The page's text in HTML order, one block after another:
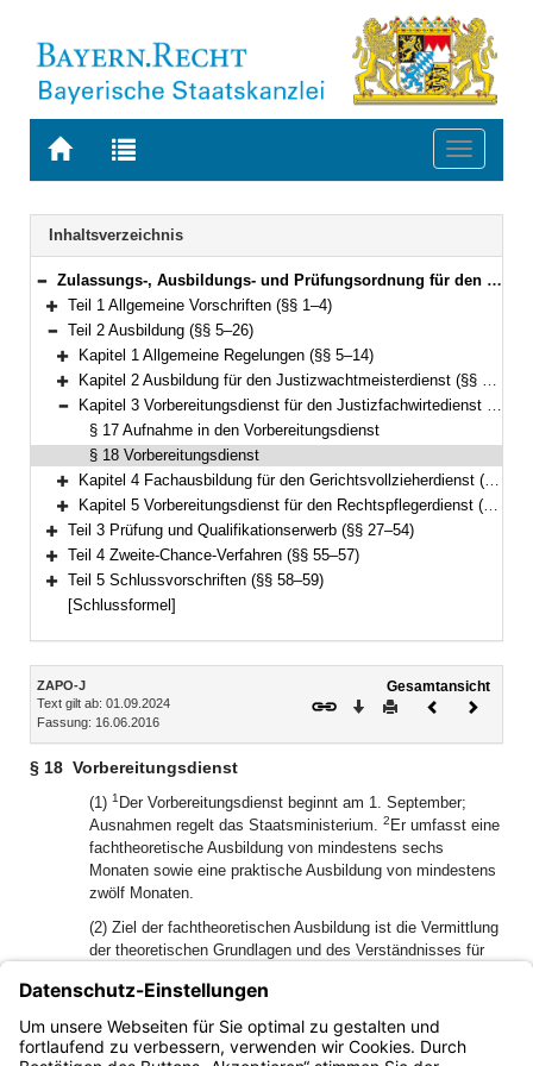
Zur
BAYERN.RECHT
Zur
letzten
Suche
Toggle
Navigation
Inhaltsverzeichnis
Bereich reduzieren
Zulassungs-, Ausbildungs- und Prüfungsordnung für den Justizwachtmeister-, Justizfachwirte-, Gerichtsvollzieher- und Rechtspflegerdienst (Ausbildungsordnung Justiz – ZAPO-J) Vom 16. Juni 2016 (GVBl. S. 123) BayRS 2038-3-3-17-J (§§ 1–59)
Bereich erweitern
Teil 1 Allgemeine Vorschriften (§§ 1–4)
Bereich reduzieren
Teil 2 Ausbildung (§§ 5–26)
Bereich erweitern
Kapitel 1 Allgemeine Regelungen (§§ 5–14)
Bereich erweitern
Kapitel 2 Ausbildung für den Justizwachtmeisterdienst (§§ 15–16)
Bereich reduzieren
Kapitel 3 Vorbereitungsdienst für den Justizfachwirtedienst (§§ 17–18)
§ 17 Aufnahme in den Vorbereitungsdienst
§ 18 Vorbereitungsdienst
Bereich erweitern
Kapitel 4 Fachausbildung für den Gerichtsvollzieherdienst (§§ 19–24)
Bereich erweitern
Kapitel 5 Vorbereitungsdienst für den Rechtspflegerdienst (§§ 25–26)
Bereich erweitern
Teil 3 Prüfung und Qualifikationserwerb (§§ 27–54)
Bereich erweitern
Teil 4 Zweite-Chance-Verfahren (§§ 55–57)
Bereich erweitern
Teil 5 Schlussvorschriften (§§ 58–59)
[Schlussformel]
Inhalt
ZAPO-J
Text gilt ab: 01.09.2024
Fassung: 16.06.2016
Gesamtansicht
Download
DruckenVorheriges
§ 18 Vorbereitungsdienst
(1) 1 Der Vorbereitungsdienst beginnt am 1. September;
Ausnahmen regelt das Staatsministerium. 2 Er umfasst eine
fachtheoretische Ausbildung von mindestens sechs
Monaten sowie eine praktische Ausbildung von mindestens
zwölf Monaten.
(2) Ziel der fachtheoretischen Ausbildung ist die Vermittlung
der theoretischen Grundlagen und des Verständnisses für
(3) Die praktische Ausbildung dient dazu, die Anwärterinnen
und Anwärter mit der selbstständigen Erledigung ihrer
wesentlichen Aufgabenbereiche vertraut zu machen.